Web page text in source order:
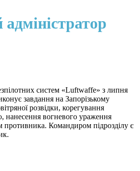
систем «Luftwaffe» з липня
завдання на Запорізькому
розвідки, корегування
нанесення вогневого ураження
Командиром підрозділу є